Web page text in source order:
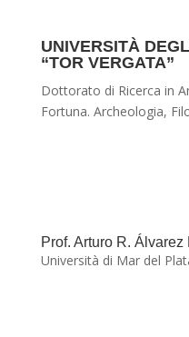
UNIVERSITÀ
“TOR VERGATA”
Dottorato di Ricerca in
Fortuna. Archeologia,
Prof. Arturo R. Álvarez
Università di Mar del